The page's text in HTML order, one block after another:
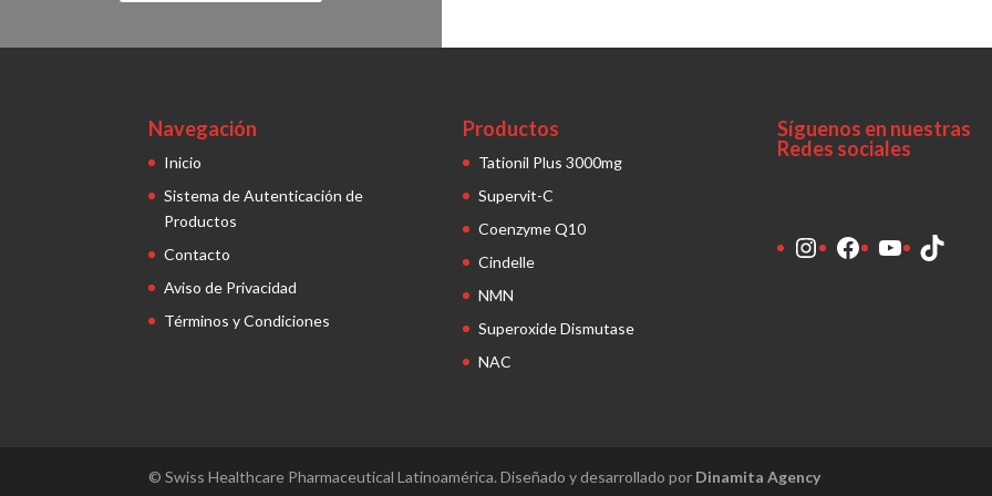
Navegación
Inicio
Sistema de Autenticación de
Productos
Contacto
Aviso de Privacidad
Términos y Condiciones
Productos
Tationil Plus 3000mg
Supervit-C
Coenzyme Q10
Cindelle
NMN
Superoxide Dismutase
NAC
Síguenos en nuestras
Redes sociales
Instagram
Facebook
YouTube
TikTok
© Swiss Healthcare Pharmaceutical Latinoamérica. Diseñado y desarrollado por Dinamita Agency